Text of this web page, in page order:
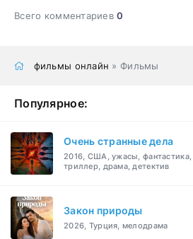
Всего комментариев0
фильмы онлайн » Фильмы
Популярное:
Очень странные дела
2016, США, ужасы, фантастика,
триллер, драма, детектив
Закон природы
2026, Турция, мелодрама